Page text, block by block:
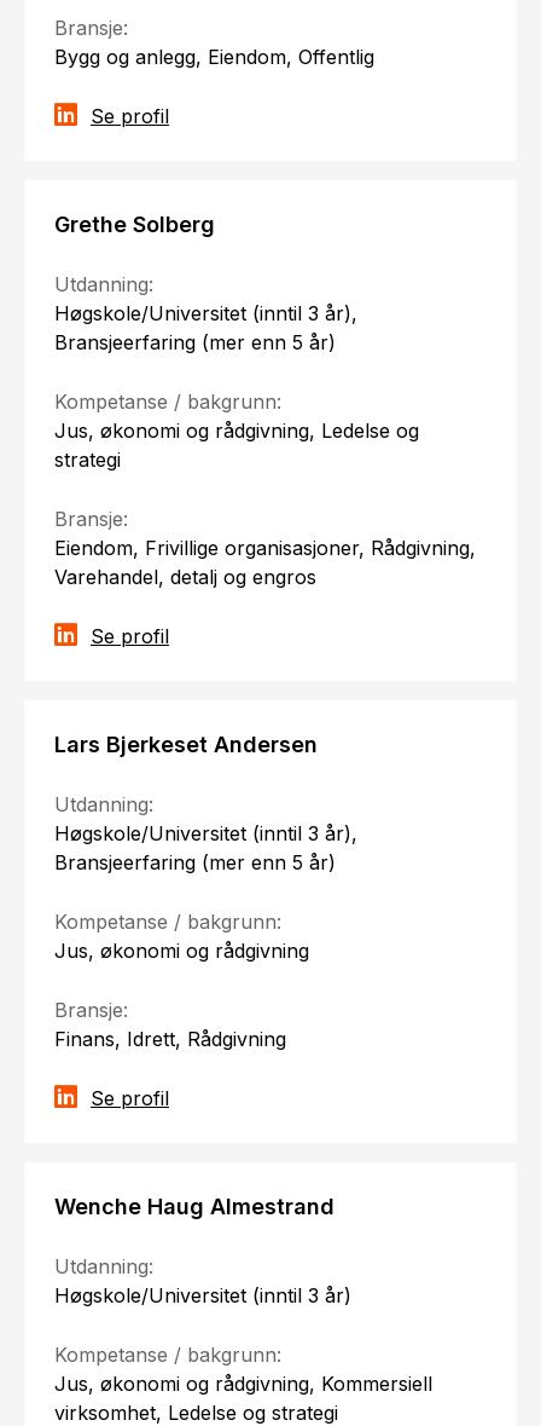
Bransje:
Bygg og anlegg, Eiendom, Offentlig
Se profil
Grethe Solberg
Utdanning:
Høgskole/Universitet (inntil 3 år),
Bransjeerfaring (mer enn 5 år)
Kompetanse / bakgrunn:
Jus, økonomi og rådgivning, Ledelse og
strategi
Bransje:
Eiendom, Frivillige organisasjoner, Rådgivning,
Varehandel, detalj og engros
Se profil
Lars Bjerkeset Andersen
Utdanning:
Høgskole/Universitet (inntil 3 år),
Bransjeerfaring (mer enn 5 år)
Kompetanse / bakgrunn:
Jus, økonomi og rådgivning
Bransje:
Finans, Idrett, Rådgivning
Se profil
Wenche Haug Almestrand
Utdanning:
Høgskole/Universitet (inntil 3 år)
Kompetanse / bakgrunn:
Jus, økonomi og rådgivning, Kommersiell
virksomhet, Ledelse og strategi